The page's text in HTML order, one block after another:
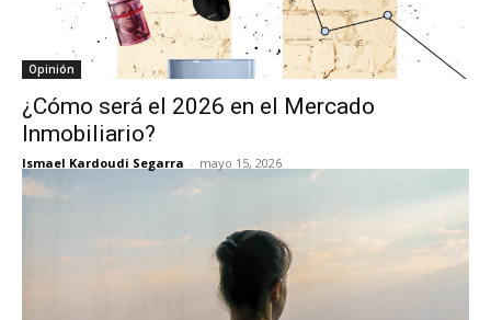
Opinión
¿Cómo será el 2026 en el Mercado
Inmobiliario?
Ismael Kardoudi Segarra - mayo 15, 2026